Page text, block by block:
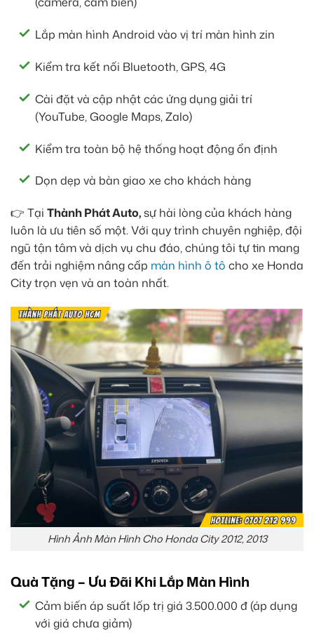
Lắp màn hình Android vào vị trí màn hình zin
Kiểm tra kết nối Bluetooth, GPS, 4G
Cài đặt và cập nhật các ứng dụng giải trí
(YouTube, Google Maps, Zalo)
Kiểm tra toàn bộ hệ thống hoạt động ổn định
Dọn dẹp và bàn giao xe cho khách hàng
👉 Tại Thành Phát Auto,sự hài lòng của khách hàng
luôn là ưu tiên số một. Với quy trình chuyên nghiệp, đội
ngũ tận tâm và dịch vụ chu đáo, chúng tôi tự tin mang
đến trải nghiệm nâng cấp màn hình ô tô cho xe Honda
City trọn vẹn và an toàn nhất.
Hình Ảnh Màn Hình Cho Honda City 2012, 2013
Quà Tặng – Ưu Đãi Khi Lắp Màn Hình
Cảm biến áp suất lốp trị giá 3.500.000 đ (áp dụng
với giá chưa giảm)